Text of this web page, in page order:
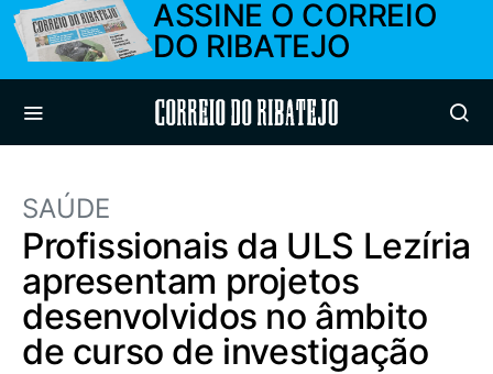
ASSINE O CORREIO
DO RIBATEJO
Correio do Ribatejo
SAÚDE
Profissionais da ULS Lezíria
apresentam projetos
desenvolvidos no âmbito
de curso de investigação